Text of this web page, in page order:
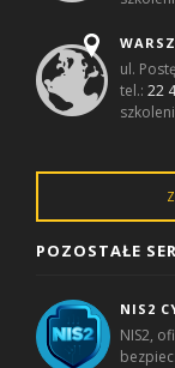
ul.
tel.:22
POZOSTAŁE
NIS2
NIS2,